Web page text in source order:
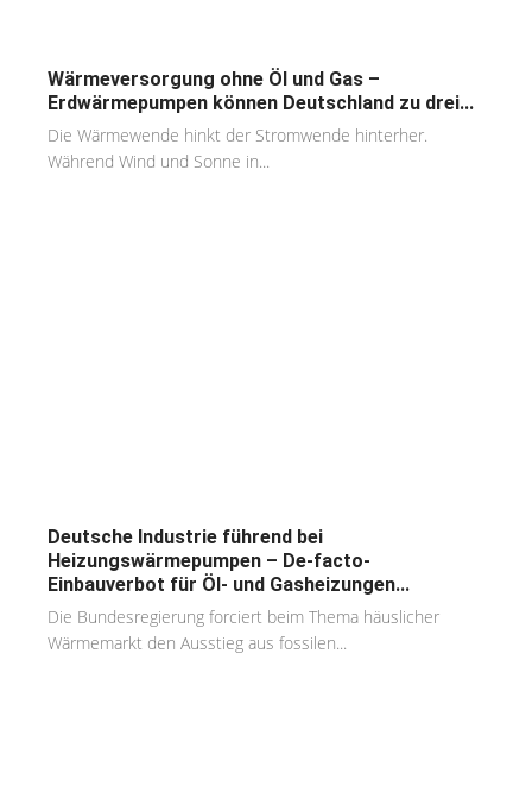
Wärmeversorgung ohne Öl und Gas –
Erdwärmepumpen können Deutschland zu drei...
Die Wärmewende hinkt der Stromwende hinterher.
Während Wind und Sonne in...
Deutsche Industrie führend bei
Heizungswärmepumpen – De-facto-
Einbauverbot für Öl- und Gasheizungen...
Die Bundesregierung forciert beim Thema häuslicher
Wärmemarkt den Ausstieg aus fossilen...